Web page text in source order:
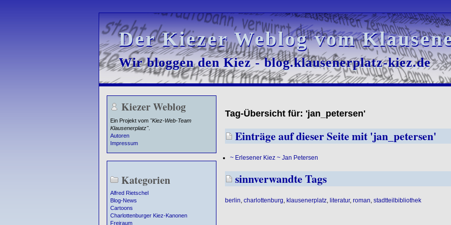
Der Kiezer Weblog vom
Der Kiezer Weblog vom
Wir bloggen den Kiez - blog.klausenerplatz-kiez.de
Wir bloggen den Kiez - blog.klausenerplatz-kiez.de
Kiezer Weblog
Ein Projekt vom "Kiez-Web-Team
Klausenerplatz".
Autoren
Impressum
Kategorien
Alfred Rietschel
Blog-News
Cartoons
Charlottenburger Kiez-Kanonen
Freiraum
Tag-Übersicht für: 'jan_petersen'
Einträge auf dieser Seite mit 'jan_petersen'
~ Erlesener Kiez ~ Jan Petersen
sinnverwandte Tags
berlin charlottenburg klausenerplatz, literatur, roman stadtteilbibliothek